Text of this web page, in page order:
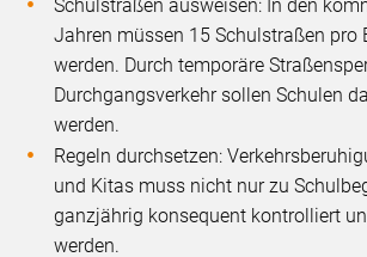
Schulstraßen ausweisen: In den
Jahren müssen 15 Schulstraßen pro
werden. Durch temporäre
Durchgangsverkehr sollen Schulen
werden.
Regeln durchsetzen:
und Kitas muss nicht nur zu
ganzjährig konsequent kontrolliert
werden.